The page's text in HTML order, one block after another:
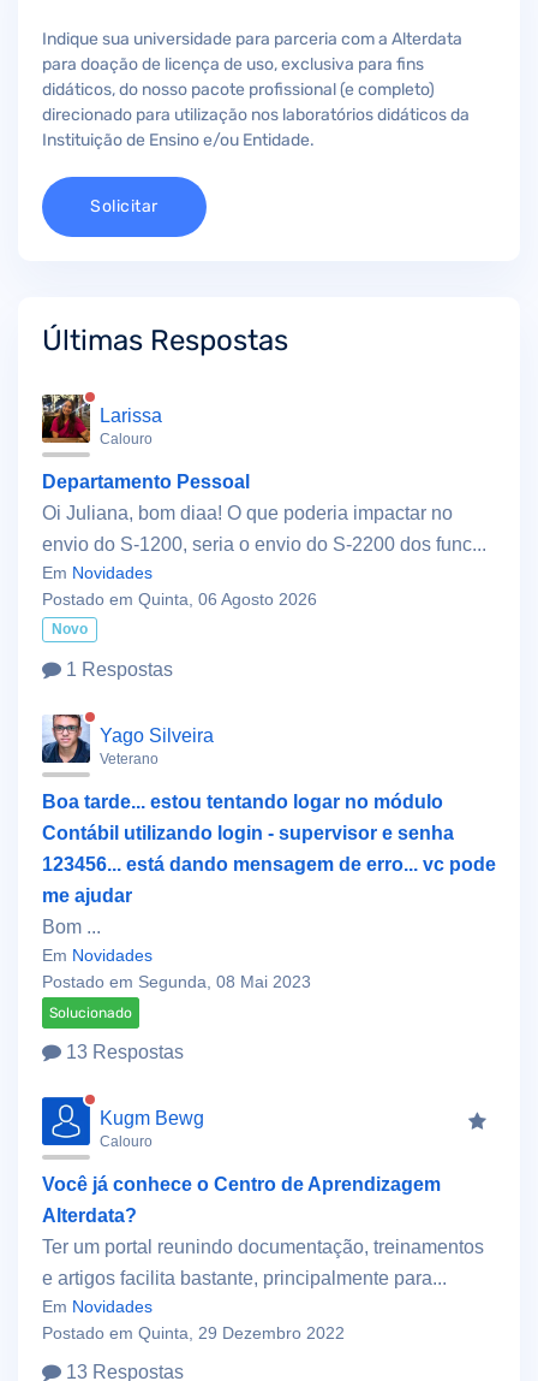
Indique sua universidade para parceria com a Alterdata
para doação de licença de uso, exclusiva para fins
didáticos, do nosso pacote profissional (e completo)
direcionado para utilização nos laboratórios didáticos da
Instituição de Ensino e/ou Entidade.
Solicitar
Últimas Respostas
Larissa
Calouro
Departamento Pessoal
Oi Juliana, bom diaa! O que poderia impactar no
envio do S-1200, seria o envio do S-2200 dos func...
Em Novidades
Postado em Quinta, 06 Agosto 2026
Novo
1 Respostas
Yago Silveira
Veterano
Boa tarde... estou tentando logar no módulo
Contábil utilizando login - supervisor e senha
123456... está dando mensagem de erro... vc pode
me ajudar
Bom ...
Em Novidades
Postado em Segunda, 08 Mai 2023
Solucionado
13 Respostas
Kugm Bewg
Calouro
Você já conhece o Centro de Aprendizagem
Alterdata?
Ter um portal reunindo documentação, treinamentos
e artigos facilita bastante, principalmente para...
Em Novidades
Postado em Quinta, 29 Dezembro 2022
13 Respostas